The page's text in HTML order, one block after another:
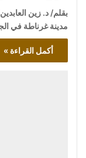
بقلم/ د. زين
مدينة غرناطة في
أكمل القراءة »